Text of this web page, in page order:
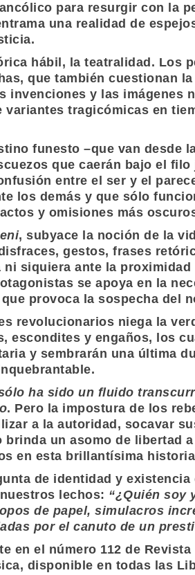
para resurgir con la
una realidad de
hábil, la teatralidad. Los
que también cuestionan
invenciones y las imágenes
tragicómicas en
funesto –que van desde
que caerán bajo el
entre el ser y el
los demás y que sólo
y omisiones más
, subyace la noción de la
gestos, frases
siquiera ante la proximidad
se apoya en la
provoca la sospecha del
revolucionarios niega la
escondites y engaños, los
y sembrarán una última
ha sido un fluido
. Pero la impostura de los
a la autoridad, socavar
brinda un asomo de libertad
en esta brillantísima
de identidad y existencia
lechos: “¿Quién soy
de papel, simulacros
por el canuto de un
en el número 112 de Revista
disponible en todas las